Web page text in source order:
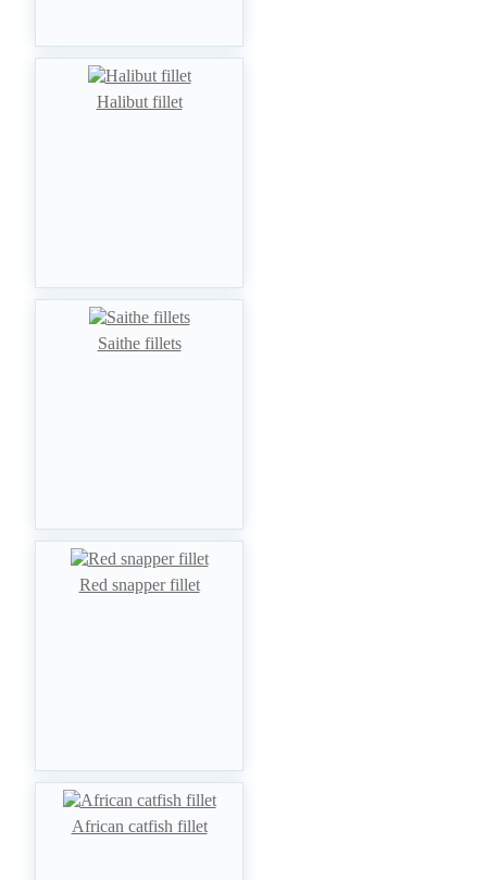
Halibut fillet
Saithe fillets
Red snapper fillet
African catfish fillet